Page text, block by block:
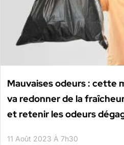
Mauvaises odeurs : cette
va redonner de la
et retenir les odeurs
11 Août 2023 À 7h30